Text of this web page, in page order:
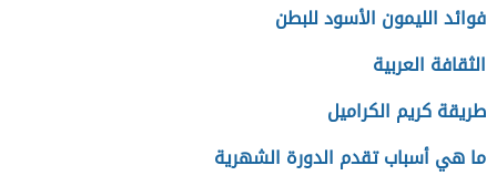
فوائد الليمون الأسود للبطن
الثقافة العربية
طريقة كريم الكراميل
ما هي أسباب تقدم الدورة الشهرية